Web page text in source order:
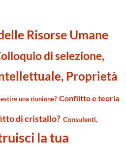
Risorse Umane
di selezione,
Proprietà
una riunione? Conflitto e teoria
di cristallo? Consulenti,
la tua